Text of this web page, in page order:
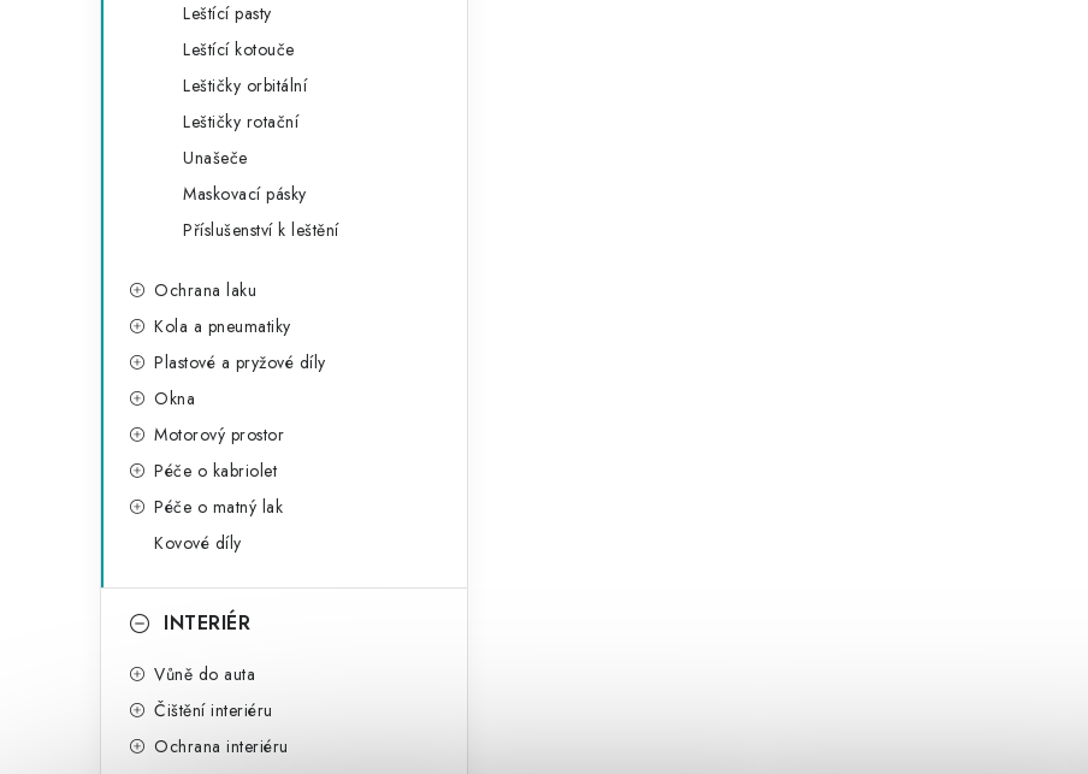
Leštící pasty
Leštící kotouče
Leštičky orbitální
Leštičky rotační
Unašeče
Maskovací pásky
Příslušenství k leštění
Ochrana laku
Kola a pneumatiky
Plastové a pryžové díly
Okna
Motorový prostor
Péče o kabriolet
Péče o matný lak
Kovové díly
INTERIÉR
Vůně do auta
Čištění interiéru
Ochrana interiéru